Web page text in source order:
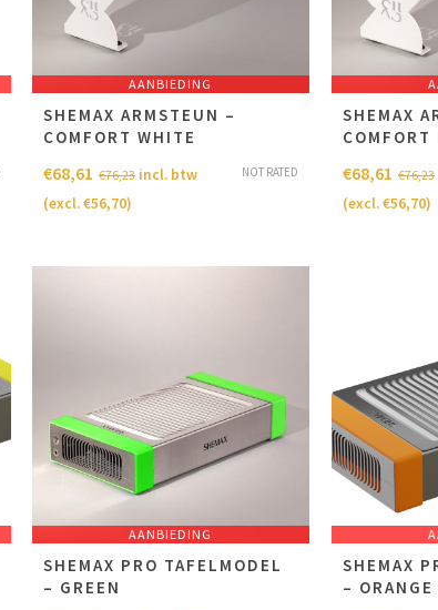
AANBIEDING
SHEMAX ARMSTEUN –
COMFORT WHITE
NOT RATED
€76,23
€68,61
incl. btw
(excl.€56,70)
SHEMAX
COMFORT
€76,23
€68,61
(excl.€56,70)
AANBIEDING
SHEMAX PRO TAFELMODEL
– GREEN
SHEMAX
– ORANGE